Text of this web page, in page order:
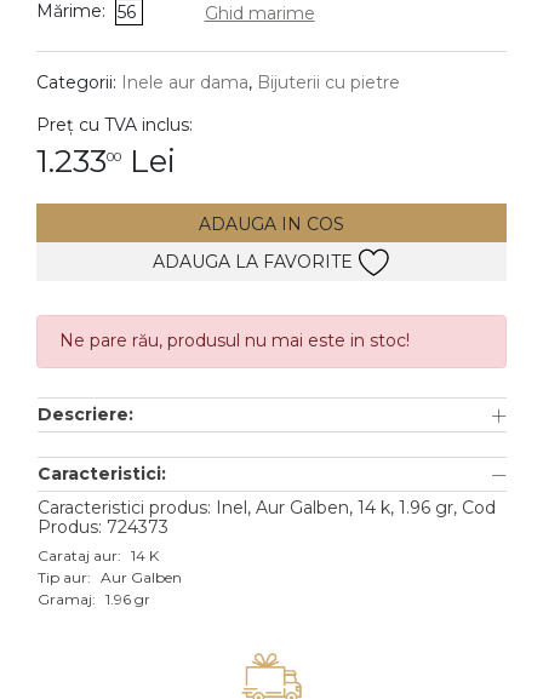
DIAMANTE Vezi toate
Cercei
Accesorii
TIP METAL
Aur galben
Aur alb
Aur roz
Aur mixt
Mărime: 56 Ghid marime
Categorii: Inele aur dama, Bijuterii cu pietre
Preț cu TVA inclus:
1.23300 Lei
ADAUGA IN COS
ADAUGA LA FAVORITE
Ne pare rău, produsul nu mai este in stoc!
Descriere:
Caracteristici:
Caracteristici produs: Inel, Aur Galben, 14 k, 1.96 gr, Cod
Produs: 724373
Carataj aur: 14 K
Tip aur: Aur Galben
Gramaj: 1.96 gr